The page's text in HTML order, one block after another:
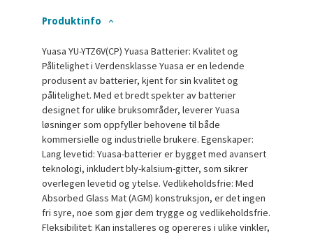
Produktinfo
Yuasa YU-YTZ6V(CP) Yuasa Batterier: Kvalitet og
Pålitelighet i Verdensklasse Yuasa er en ledende
produsent av batterier, kjent for sin kvalitet og
pålitelighet. Med et bredt spekter av batterier
designet for ulike bruksområder, leverer Yuasa
løsninger som oppfyller behovene til både
kommersielle og industrielle brukere. Egenskaper:
Lang levetid: Yuasa-batterier er bygget med avansert
teknologi, inkludert bly-kalsium-gitter, som sikrer
overlegen levetid og ytelse. Vedlikeholdsfrie: Med
Absorbed Glass Mat (AGM) konstruksjon, er det ingen
fri syre, noe som gjør dem trygge og vedlikeholdsfrie.
Fleksibilitet: Kan installeres og opereres i ulike vinkler,